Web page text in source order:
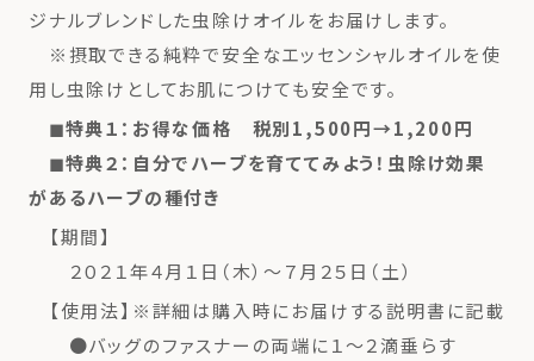
ジナルブレンドした虫除けオイルをお届けします。
※摂取できる純粋で安全なエッセンシャルオイルを使
用し虫除けとしてお肌につけても安全です。
◼︎特典１：お得な価格 税別1,500円→1,200円
◼︎特典２：自分でハーブを育ててみよう！虫除け効果
があるハーブの種付き
【期間】
２０２１年４月１日（木）〜７月２５日（土）
【使用法】※詳細は購入時にお届けする説明書に記載
●バッグのファスナーの両端に１〜２滴垂らす